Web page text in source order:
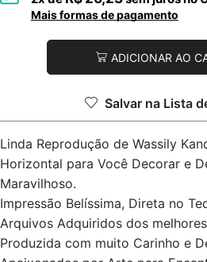
Mais formas de pagamento
ADICIONAR AO
Salvar na Lista
Linda Reprodução de Wassily
Horizontal para Você Decorar e
Maravilhoso.
Impressão Belíssima, Direta no
Arquivos Adquiridos dos
Produzida com muito Carinho e